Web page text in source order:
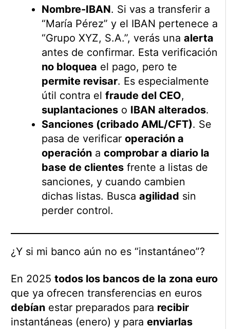
Nombre-IBAN. Si vas a transferir a
“María Pérez” y el IBAN pertenece a
“Grupo XYZ, S.A.”, verás una alerta
antes de confirmar. Esta verificación
no bloquea el pago, pero te
permite revisar. Es especialmente
útil contra el fraude del CEO,
suplantacioneso IBAN alterados.
Sanciones (cribado AML/CFT). Se
pasa de verificar operación a
operacióna comprobar a diario la
base de clientesfrente a listas de
sanciones, y cuando cambien
dichas listas. Busca agilidad sin
perder control.
¿Y si mi banco aún no es “instantáneo”?
En 2025 todos los bancos de la zona euro
que ya ofrecen transferencias en euros
debíanestar preparados para recibir
instantáneas (enero) y para enviarlas